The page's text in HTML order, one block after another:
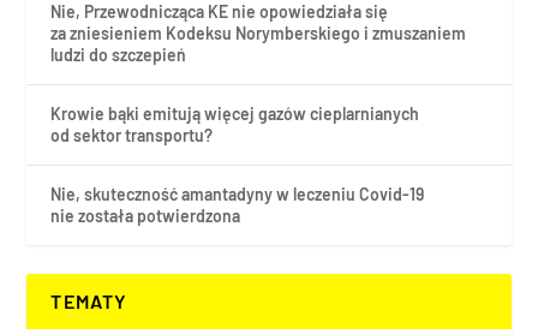
Nie, Przewodnicząca KE nie opowiedziała się
za zniesieniem Kodeksu Norymberskiego i zmuszaniem
ludzi do szczepień
Krowie bąki emitują więcej gazów cieplarnianych
od sektor transportu?
Nie, skuteczność amantadyny w leczeniu Covid-19
nie została potwierdzona
TEMATY